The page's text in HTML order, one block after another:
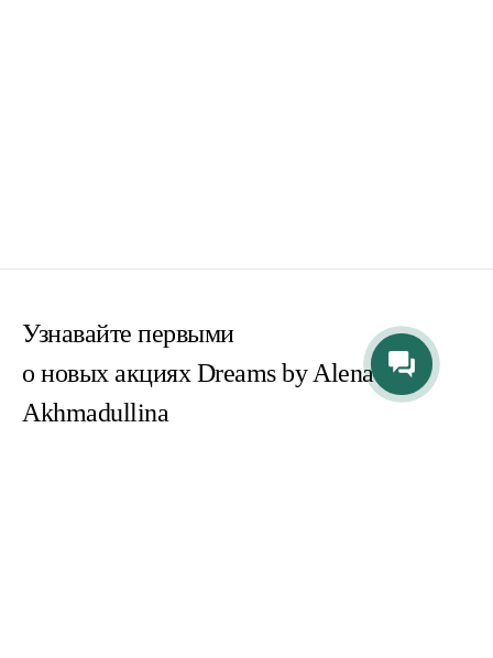
Узнавайте первыми
о новых акциях Dreams by Alena
Akhmadullina